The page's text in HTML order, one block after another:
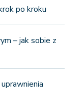
po kroku
– jak sobie z